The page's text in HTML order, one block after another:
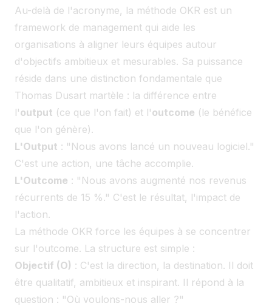
Au-delà de l'acronyme, la méthode OKR est un
framework de management qui aide les
organisations à aligner leurs équipes autour
d'objectifs ambitieux et mesurables. Sa puissance
réside dans une distinction fondamentale que
Thomas Dusart martèle : la différence entre
l'output (ce que l'on fait) et l'outcome (le bénéfice
que l'on génère).
L'Output : "Nous avons lancé un nouveau logiciel."
C'est une action, une tâche accomplie.
L'Outcome : "Nous avons augmenté nos revenus
récurrents de 15 %." C'est le résultat, l'impact de
l'action.
La méthode OKR force les équipes à se concentrer
sur l'outcome. La structure est simple :
Objectif (O) : C'est la direction, la destination. Il doit
être qualitatif, ambitieux et inspirant. Il répond à la
question : "Où voulons-nous aller ?"